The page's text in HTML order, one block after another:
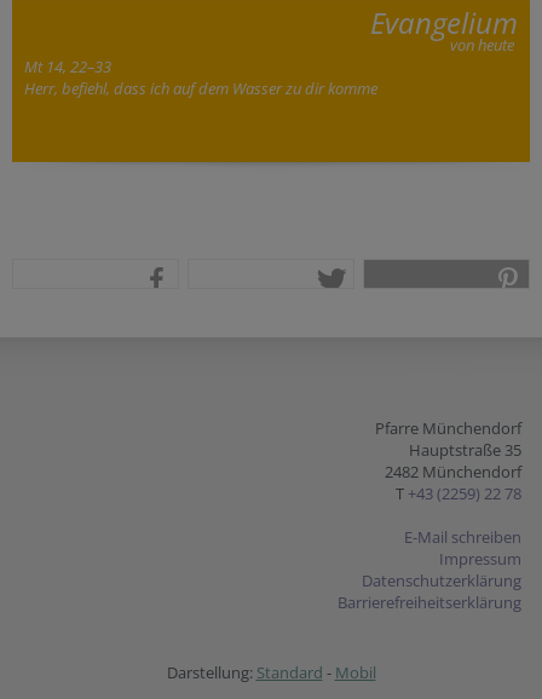
Evangelium
von heute
Mt 14, 22–33
Herr, befiehl, dass ich auf dem Wasser zu dir komme
Pfarre Münchendorf
Hauptstraße 35
2482 Münchendorf
T +43 (2259) 22 78
E-Mail schreiben
Impressum
Datenschutzerklärung
Barrierefreiheitserklärung
Darstellung: Standard - Mobil